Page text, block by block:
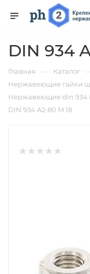
DIN 934
Главная — Каталог
Нержавеющие гайки
Нержавеющие din 934
DIN 934 A2-80 M 18